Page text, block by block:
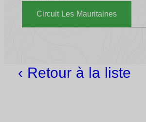
Circuit Les Mauritaines
‹ Retour à la liste